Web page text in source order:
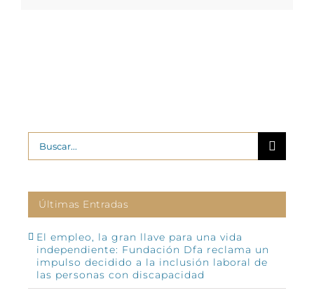
Buscar:
Últimas Entradas
El empleo, la gran llave para una vida
independiente: Fundación Dfa reclama un
impulso decidido a la inclusión laboral de
las personas con discapacidad